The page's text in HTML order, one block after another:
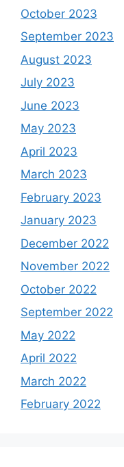
October 2023
September 2023
August 2023
July 2023
June 2023
May 2023
April 2023
March 2023
February 2023
January 2023
December 2022
November 2022
October 2022
September 2022
May 2022
April 2022
March 2022
February 2022